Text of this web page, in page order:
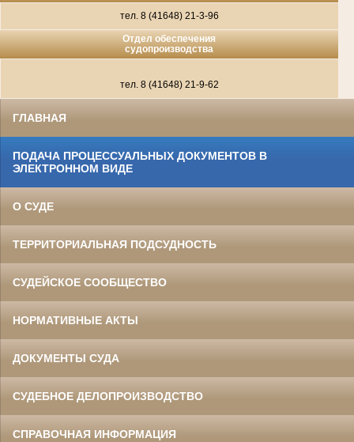
тел. 8 (41648) 21-3-96
Отдел обеспечения
судопроизводства
тел. 8 (41648) 21-9-62
ГЛАВНАЯ
ПОДАЧА ПРОЦЕССУАЛЬНЫХ ДОКУМЕНТОВ В
ЭЛЕКТРОННОМ ВИДЕ
О СУДЕ
ТЕРРИТОРИАЛЬНАЯ ПОДСУДНОСТЬ
СУДЕЙСКОЕ СООБЩЕСТВО
НОРМАТИВНЫЕ АКТЫ
ДОКУМЕНТЫ СУДА
СУДЕБНОЕ ДЕЛОПРОИЗВОДСТВО
СПРАВОЧНАЯ ИНФОРМАЦИЯ